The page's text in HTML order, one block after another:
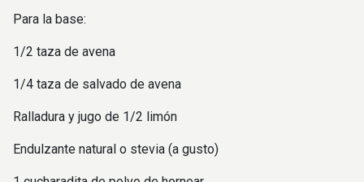
Para la base:
1/2 taza de avena
1/4 taza de salvado de avena
Ralladura y jugo de 1/2 limón
Endulzante natural o stevia (a gusto)